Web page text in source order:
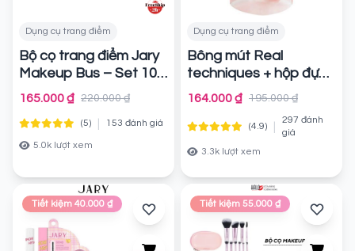
Dụng cụ trang điểm
Bộ cọ trang điểm Jary
Makeup Bus – Set 10
cây – Màu đen + Túi
đựng da PU
hãng
165.000 ₫ 220.000 ₫
(5) 153 đánh giá
5.0k lượt xem
Dụng cụ trang điểm
Bông mút Real
techniques + hộp đựng
du lịch
Chính hãng
164.000 ₫ 195.000 ₫
(4.9)
297 đánh
giá
3.3k lượt xem
Tiết kiệm 40.000 ₫ Tiết kiệm 55.000 ₫